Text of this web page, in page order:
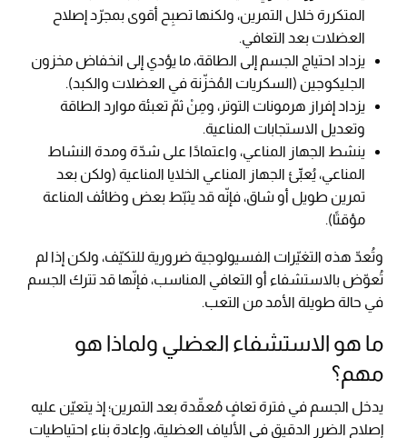
المتكررة خلال التمرين، ولكنها تصبِح أقوى بمجرّد إصلاح
العضلات بعد التعافي.
يزداد احتياج الجسم إلى الطاقة، ما يؤدي إلى انخفاض مخزون
الجليكوجين (السكريات المُخزّنة في العضلات والكبد).
يزداد إفراز هرمونات التوتر، ومِنْ ثمّ تعبئة موارد الطاقة
وتعديل الاستجابات المناعية.
ينشط الجهاز المناعي، واعتمادًا على شدّة ومدة النشاط
المناعي، يُعبِّئ الجهاز المناعي الخلايا المناعية (ولكن بعد
تمرين طويل أو شاق، فإنّه قد يثبّط بعض وظائف المناعة
مؤقتًا).
وتُعدّ هذه التغيّرات الفسيولوجية ضرورية للتكيّف، ولكن إذا لم
تُعوّض بالاستشفاء أو التعافي المناسب، فإنّها قد تترك الجسم
في حالة طويلة الأمد من التعب.
ما هو الاستشفاء العضلي ولماذا هو
مهم؟
يدخل الجسم في فترة تعافٍ مُعقّدة بعد التمرين؛ إذ يتعيّن عليه
إصلاح الضرر الدقيق في الألياف العضلية، وإعادة بناء احتياطيات